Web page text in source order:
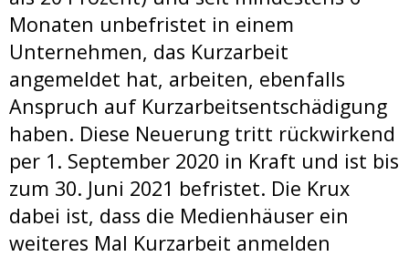
Monaten unbefristet in einem
Unternehmen, das Kurzarbeit
angemeldet hat, arbeiten, ebenfalls
Anspruch auf Kurzarbeitsentschädigung
haben. Diese Neuerung tritt rückwirkend
per 1. September 2020 in Kraft und ist bis
zum 30. Juni 2021 befristet. Die Krux
dabei ist, dass die Medienhäuser ein
weiteres Mal Kurzarbeit anmelden